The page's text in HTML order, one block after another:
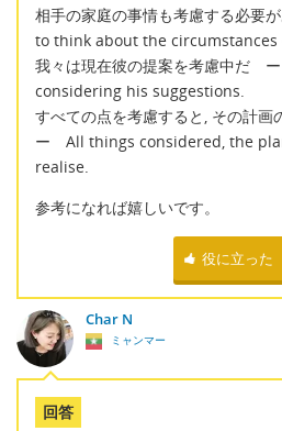
相手の家庭の事情も考慮する必
to think about the
我々は現在彼の提案を考慮中だ
considering his suggestions.
すべての点を考慮すると, その計
ー All things considered, the
realise.
参考になれば嬉しいです。
役に立った
Char N
ミャンマー
回答